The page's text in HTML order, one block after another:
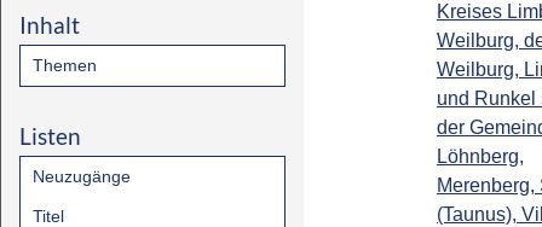
Inhalt
Themen
Listen
Neuzugänge
Titel
Kreises
Weilburg,
Weilburg,
und Runkel
der
Löhnberg,
Merenberg,
(Taunus),